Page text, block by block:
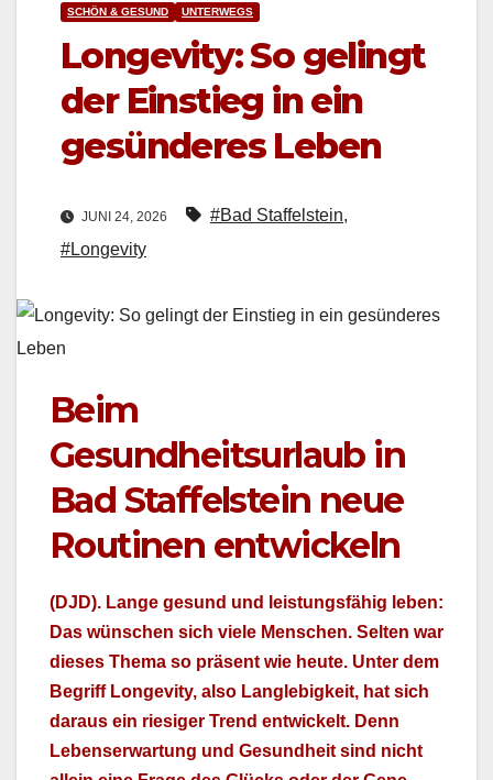
SCHÖN & GESUND UNTERWEGS
Longevity: So gelingt
der Einstieg in ein
gesünderes Leben
JUNI 24, 2026 #Bad Staffelstein,
#Longevity
Beim
Gesundheitsurlaub in
Bad Staffelstein neue
Routinen entwickeln
(DJD). Lange gesund und leis­tungs­fähig leben:
Das wün­schen sich viele Men­schen. Sel­ten war
dieses The­ma so präsent wie heute. Unter dem
Begriff Longevi­ty, also Lan­glebigkeit, hat sich
daraus ein riesiger Trend entwick­elt. Denn
Lebenser­wartung und Gesund­heit sind nicht